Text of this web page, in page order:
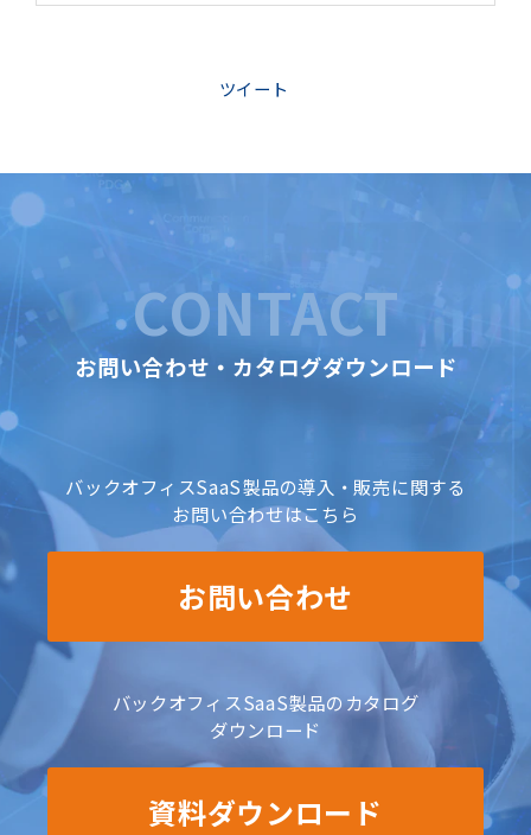
ツイート
CONTACT
お問い合わせ・カタログダウンロード
バックオフィスSaaS製品の導入・販売に関する
お問い合わせはこちら
お問い合わせ
バックオフィスSaaS製品のカタログ
ダウンロード
資料ダウンロード